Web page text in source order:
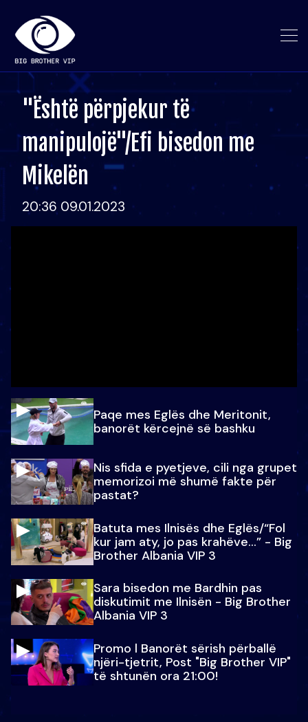
"Është përpjekur të
manipulojë"/Efi bisedon me
Mikelën
20:36 09.01.2023
Paqe mes Eglës dhe Meritonit,
banorët kërcejnë së bashku
Nis sfida e pyetjeve, cili nga grupet
memorizoi më shumë fakte për
pastat?
Batuta mes Ilnisës dhe Eglës/“Fol
kur jam aty, jo pas krahëve…” - Big
Brother Albania VIP 3
Sara bisedon me Bardhin pas
diskutimit me Ilnisën - Big Brother
Albania VIP 3
Promo l Banorët sërish përballë
njëri-tjetrit, Post "Big Brother VIP"
të shtunën ora 21:00!